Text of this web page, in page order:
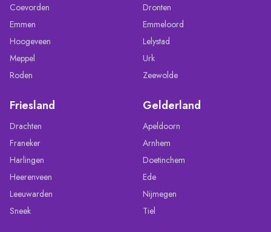
Coevorden
Emmen
Hoogeveen
Meppel
Roden
Dronten
Emmeloord
Lelystad
Urk
Zeewolde
Friesland
Drachten
Franeker
Harlingen
Heerenveen
Leeuwarden
Sneek
Gelderland
Apeldoorn
Arnhem
Doetinchem
Ede
Nijmegen
Tiel